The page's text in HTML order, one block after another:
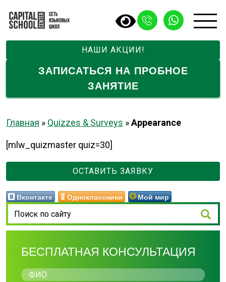
НАШИ АКЦИИ!
ЗАПИСАТЬСЯ НА ПРОБНОЕ
ЗАНЯТИЕ
Главная » Quizzes & Surveys »Appearance
[mlw_quizmaster quiz=30]
ОСТАВИТЬ ЗАЯВКУ
Вконтакте Одноклассники Мой мир
БЕСПЛАТНАЯ КОНСУЛЬТАЦИЯ